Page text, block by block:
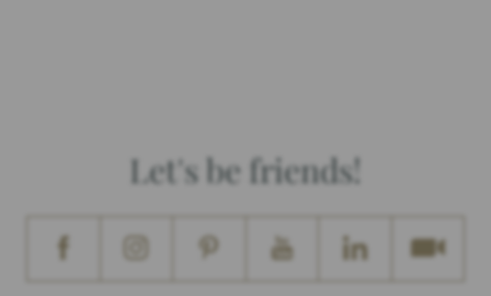
Let's be friends!